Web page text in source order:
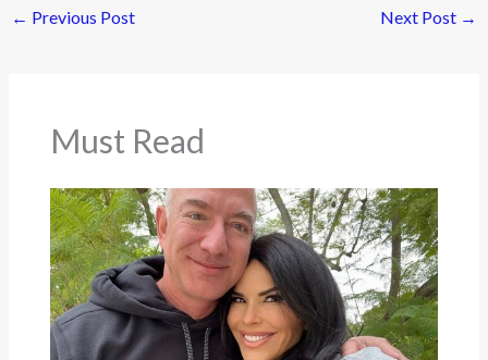
← Previous Post Next Post →
Must Read